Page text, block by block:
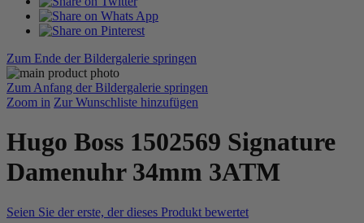
Zum Ende der Bildergalerie springen
Zum Anfang der Bildergalerie springen
Zoom in Zur Wunschliste hinzufügen
Hugo Boss 1502569 Signature
Damenuhr 34mm 3ATM
Seien Sie der erste, der dieses Produkt bewertet